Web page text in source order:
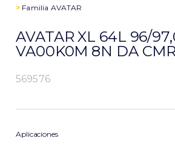
> Familia AVATAR
AVATAR XL 64L 96/
VA00K0M 8N DA CMR
569576
Aplicaciones